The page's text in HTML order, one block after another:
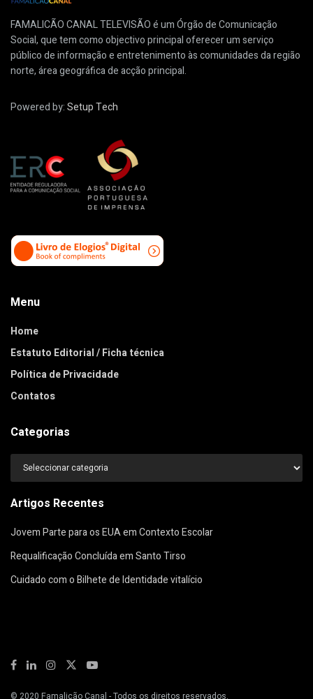
FAMALICÃO CANAL TELEVISÃO é um Órgão de Comunicação
Social, que tem como objectivo principal oferecer um serviço
público de informação e entretenimento às comunidades da região
norte, área geográfica de acção principal.
Powered by:Setup Tech
Menu
Home
Estatuto Editorial / Ficha técnica
Política de Privacidade
Contatos
Categorias
Categorias
Artigos Recentes
Jovem Parte para os EUA em Contexto Escolar
Requalificação Concluída em Santo Tirso
Cuidado com o Bilhete de Identidade vitalício